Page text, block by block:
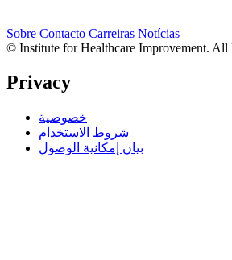
Sobre Contacto Carreiras Notícias
© Institute for Healthcare Improvement. All
Privacy
خصوصية
شروط الاستخدام
بيان إمكانية الوصول